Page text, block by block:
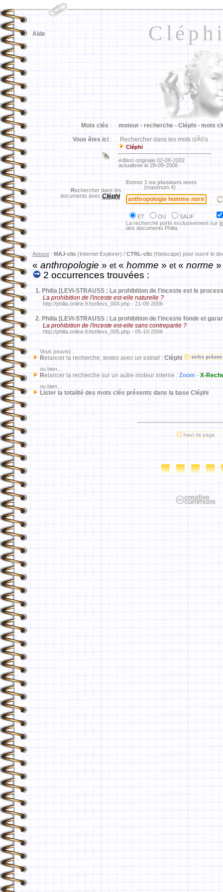
Aide
Mots clés : moteur - recherche - Cléphi - mots
Vous êtes ici : Rechercher dans les mots clÃ©s
Cléphi
édition originale 02-08-2002
actualisée le 28-09-2008
Rechercher dans les
documents avec Cléphi
Entrez 1 ou plusieurs mots
(maximum 4)
ET OU
SAUF
La recherche porte exclusivement sur
des documents Philia.
Astuce : MAJ-clic (Internet Explorer) / CTRL-clic (Netscape) pour ouvrir le
«anthropologie » et« homme » et« norme
2 occurrences trouvées :
1. Philia [LEVI-STRAUSS : La prohibition de l'inceste est le
La prohibition de l'inceste est-elle naturelle ?
http://philia.online.fr/txt/levs_004.php - 21-09-2006
2. Philia [LEVI-STRAUSS : La prohibition de l'inceste fonde et
La prohibition de l'inceste est-elle sans contrepartie ?
http://philia.online.fr/txt/levs_005.php - 05-10-2006
Vous pouvez...
Relancer la recherche, textes avec un extrait: Cléphi
ou bien...
Relancer la recherche sur un autre moteur interne : Zoom - X-
ou bien...
Lister la totalité des mots clés présents dans la base Cléphi